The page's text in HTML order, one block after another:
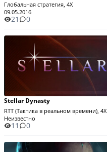
Глобальная стратегия, 4X
09.05.2016
21 0
Stellar Dynasty
RTT (Тактика в реальном времени), 4X
Неизвестно
11 0